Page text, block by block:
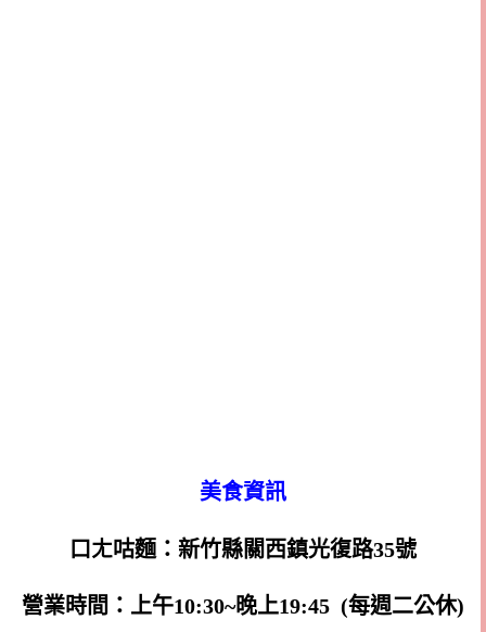
美食資訊
口ㄤ咕麵：新竹縣關西鎮光復路35號
營業時間：上午10:30~晚上19:45 (每週二公休)